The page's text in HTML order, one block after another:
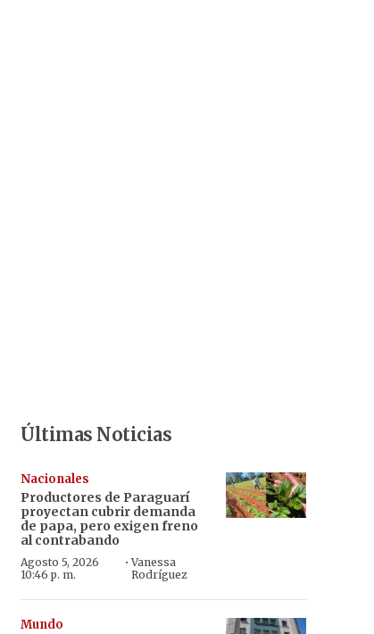
Últimas Noticias
Nacionales
Productores de Paraguarí
proyectan cubrir demanda
de papa, pero exigen freno
al contrabando
Agosto 5, 2026
10:46 p. m.
·Vanessa
Rodríguez
Mundo